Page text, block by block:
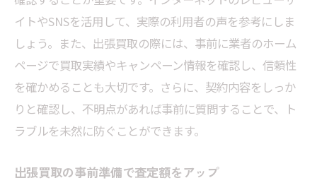
埼玉県で人気のアクセサリー買取トレンド
出張買取での成功事例から学ぶ高価売却法
埼玉県で高値を狙う出張買取の秘訣
埼玉県でのアクセサリー出張買取サービス活用
法
出張買取サービスの流れと利用のコツ
出張買取でアクセサリーを安全に売却する
イトやSNSを活用して、実際の利用者の声を参考にしま
しょう。また、出張買取の際には、事前に業者のホーム
ページで買取実績やキャンペーン情報を確認し、信頼性
を確かめることも大切です。さらに、契約内容をしっか
りと確認し、不明点があれば事前に質問することで、ト
ラブルを未然に防ぐことができます。
出張買取の事前準備で査定額をアップ